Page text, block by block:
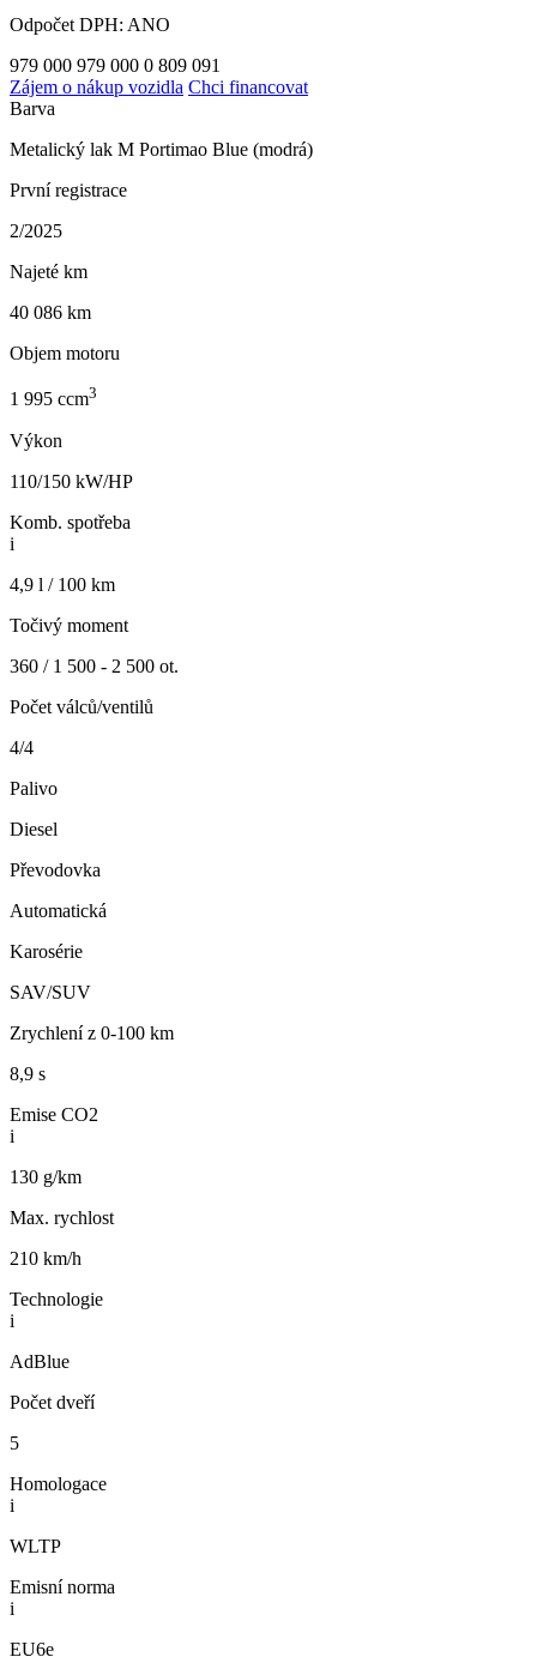
Odpočet DPH: ANO
979 000 979 000 0 809 091
Zájem o nákup vozidla Chci financovat
Barva
Metalický lak M Portimao Blue (modrá)
První registrace
2/2025
Najeté km
40 086 km
Objem motoru
1 995 ccm3
Výkon
110/150 kW/HP
Komb. spotřeba
i
4,9 l / 100 km
Točivý moment
360 / 1 500 - 2 500 ot.
Počet válců/ventilů
4/4
Palivo
Diesel
Převodovka
Automatická
Karosérie
SAV/SUV
Zrychlení z 0-100 km
8,9 s
Emise CO2
i
130 g/km
Max. rychlost
210 km/h
Technologie
i
AdBlue
Počet dveří
5
Homologace
i
WLTP
Emisní norma
i
EU6e